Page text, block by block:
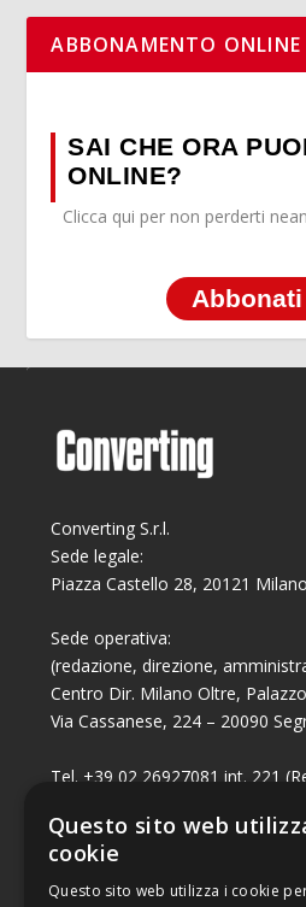
ABBONAMENTO ONLINE
SAI CHE ORA
ONLINE?
Clicca qui per non perderti
Converting S.r.l.
Sede legale:
Piazza Castello 28, 20121
Sede operativa:
(redazione, direzione,
Centro Dir. Milano Oltre,
Via Cassanese, 224 – 20090
Tel. +39 02 26927081 int. 221
Tel. +39 02 26927081 int. 224
Fax +39 02 26951006
Questo sito web
cookie
Questo sito web utilizza i cookie